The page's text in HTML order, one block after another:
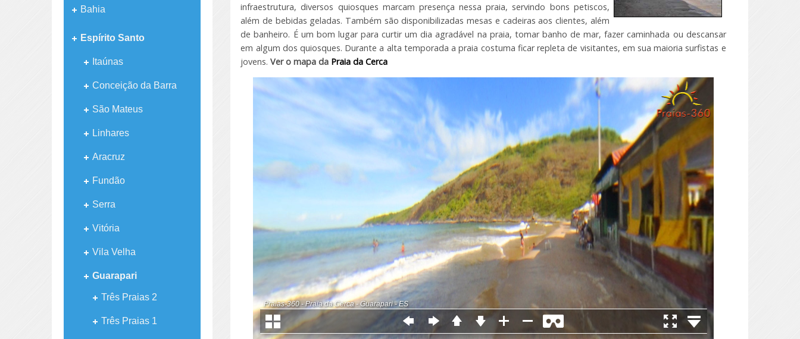
infraestrutura, diversos quiosques marcam presença nessa praia, servindo bons petiscos,
além de bebidas geladas. Também são disponibilizadas mesas e cadeiras aos clientes, além
de banheiro. É um bom lugar para curtir um dia agradável na praia, tomar banho de mar, fazer caminhada ou descansar
em algum dos quiosques. Durante a alta temporada a praia costuma ficar repleta de visitantes, em sua maioria surfistas e
jovens.Ver o mapa da Praia da Cerca
Praias-360 - Praia da Cerca - Guarapari - ES
Bahia
Espírito Santo
Itaúnas
Conceição da Barra
São Mateus
Linhares
Aracruz
Fundão
Serra
Vitória
Vila Velha
Guarapari
Três Praias 2
Três Praias 1